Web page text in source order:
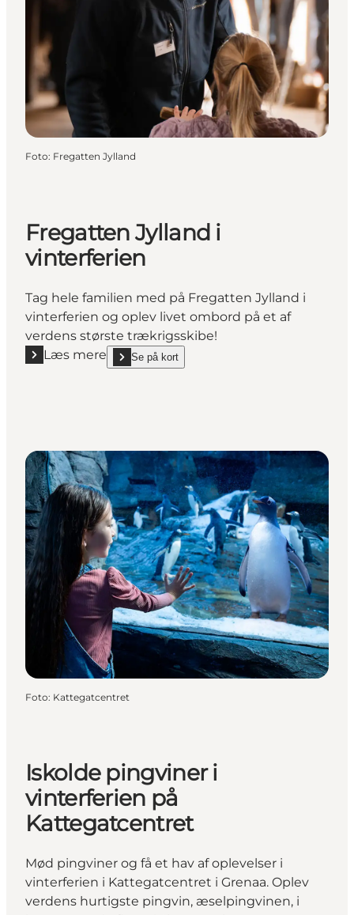
Foto: Fregatten Jylland
Fregatten Jylland i
vinterferien
Tag hele familien med på Fregatten Jylland i
vinterferien og oplev livet ombord på et af
verdens største trækrigsskibe!
Læs mere
Læs mere "Fregatten Jylland i vinterferien"
Se på kort
show Fregatten Jylland i vinterferien on_map
Foto: Kattegatcentret
Iskolde pingviner i
vinterferien på
Kattegatcentret
Mød pingviner og få et hav af oplevelser i
vinterferien i Kattegatcentret i Grenaa. Oplev
verdens hurtigste pingvin, æselpingvinen, i